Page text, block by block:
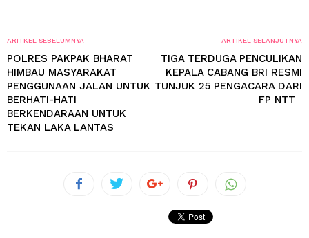
ARITKEL SEBELUMNYA
POLRES PAKPAK BHARAT
HIMBAU MASYARAKAT
PENGGUNAAN JALAN UNTUK
BERHATI-HATI
BERKENDARAAN UNTUK
TEKAN LAKA LANTAS
ARTIKEL SELANJUTNYA
TIGA TERDUGA PENCULIKAN
KEPALA CABANG BRI RESMI
TUNJUK 25 PENGACARA DARI
FP NTT